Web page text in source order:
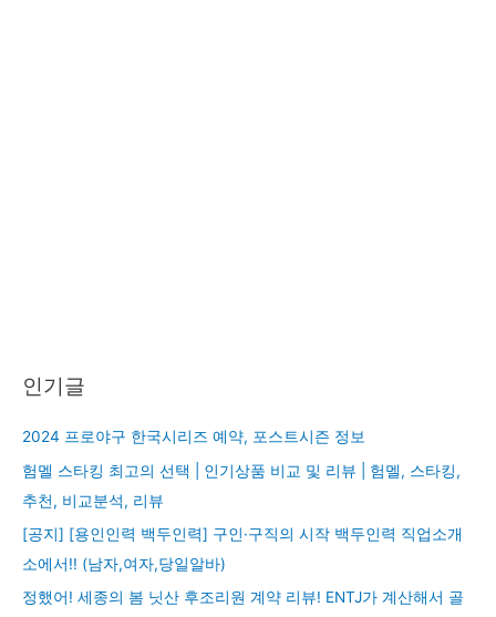
인기글
2024 프로야구 한국시리즈 예약, 포스트시즌 정보
험멜 스타킹 최고의 선택 | 인기상품 비교 및 리뷰 | 험멜, 스타킹,
추천, 비교분석, 리뷰
[공지] [용인인력 백두인력] 구인·구직의 시작 백두인력 직업소개
소에서!! (남자,여자,당일알바)
정했어! 세종의 봄 닛산 후조리원 계약 리뷰! ENTJ가 계산해서 골